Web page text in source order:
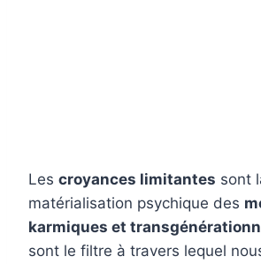
Les croyances limitantes sont
matérialisation psychique des
karmiques et
sont le filtre à travers lequel